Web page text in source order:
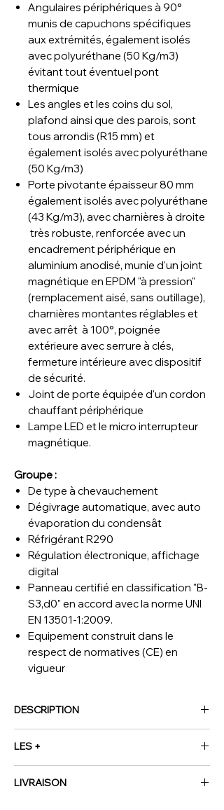
Angulaires périphériques à 90°
munis de capuchons spécifiques
aux extrémités, également isolés
avec polyuréthane (50 Kg/m3)
évitant tout éventuel pont
thermique
Les angles et les coins du sol,
plafond ainsi que des parois, sont
tous arrondis (R15 mm) et
également isolés avec polyuréthane
(50 Kg/m3)
Porte pivotante épaisseur 80 mm
également isolés avec polyuréthane
(43 Kg/m3), avec charnières à droite
très robuste, renforcée avec un
encadrement périphérique en
aluminium anodisé, munie d'un joint
magnétique en EPDM "à pression"
(remplacement aisé, sans outillage),
charnières montantes réglables et
avec arrêt à 100°, poignée
extérieure avec serrure à clés,
fermeture intérieure avec dispositif
de sécurité.
Joint de porte équipée d'un cordon
chauffant périphérique
Lampe LED et le micro interrupteur
magnétique.
Groupe :
De type à chevauchement
Dégivrage automatique, avec auto
évaporation du condensât
Réfrigérant R290
Régulation électronique, affichage
digital
Panneau certifié en classification "B-
S3,d0" en accord avec la norme UNI
EN 13501-1:2009.
Equipement construit dans le
respect de normatives (CE) en
vigueur
DESCRIPTION
T°-25°-15°
kW1.3
Voltage230/1N 50HZ
LES +
panneau à côté de la porte, assemblage
LIVRAISON